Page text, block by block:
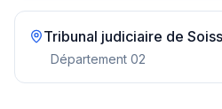
Tribunal judiciaire de
Département 02